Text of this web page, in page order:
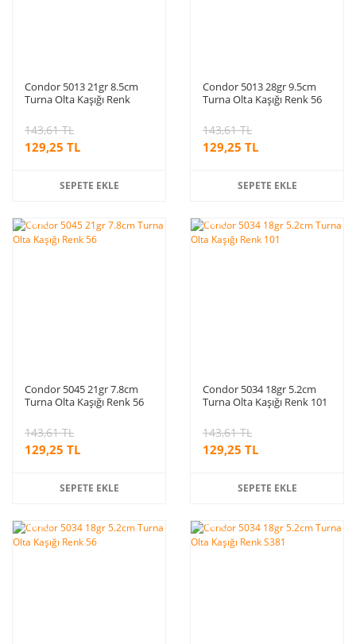
Condor 5013 21gr 8.5cm
Turna Olta Kaşığı Renk
129,25 TL
143,61 TL
SEPETE EKLE
Condor 5013 28gr 9.5cm
Turna Olta Kaşığı Renk 56
129,25 TL
143,61 TL
SEPETE EKLE
%10
Condor 5045 21gr 7.8cm
Turna Olta Kaşığı Renk 56
129,25 TL
143,61 TL
SEPETE EKLE
%10
Condor 5034 18gr 5.2cm
Turna Olta Kaşığı Renk 101
129,25 TL
143,61 TL
SEPETE EKLE
%10 %10